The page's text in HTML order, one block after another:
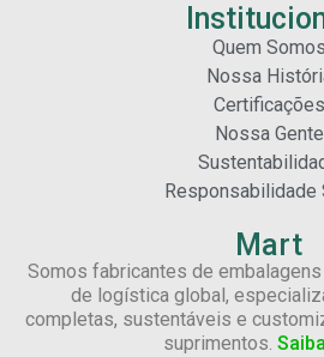
Quem Somos
Nossa
Certificações
Nossa Gente
Responsabilidade
Mart
Somos fabricantes de
de logística global,
completas, sustentáveis e
suprimentos.